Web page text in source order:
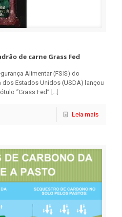
de carne Grass Fed
Alimentar (FSIS) do
Estados Unidos (USDA) lançou
“Grass Fed” […]
Leia mais